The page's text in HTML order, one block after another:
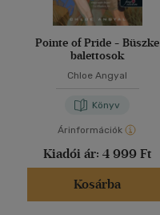
Pointe of Pride - Büszke
balettosok
Chloe Angyal
Könyv
Árinformációk
Kiadói ár: 4 999 Ft
Kosárba